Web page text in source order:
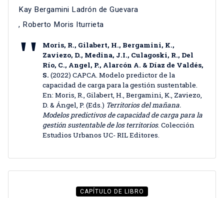
Kay Bergamini Ladrón de Guevara
, Roberto Moris Iturrieta
Moris, R., Gilabert, H., Bergamini, K.,
Zaviezo, D., Medina, J.I., Culagoski, R., Del
Río, C., Angel, P., Alarcón A. & Díaz de Valdés,
S. (2022) CAPCA. Modelo predictor de la
capacidad de carga para la gestión sustentable.
En: Moris, R., Gilabert, H., Bergamini, K., Zaviezo,
D. & Ángel, P. (Eds.) Territorios del mañana.
Modelos predictivos de capacidad de carga para la
gestión sustentable de los territorios. Colección
Estudios Urbanos UC- RIL Editores.
CAPÍTULO DE LIBRO